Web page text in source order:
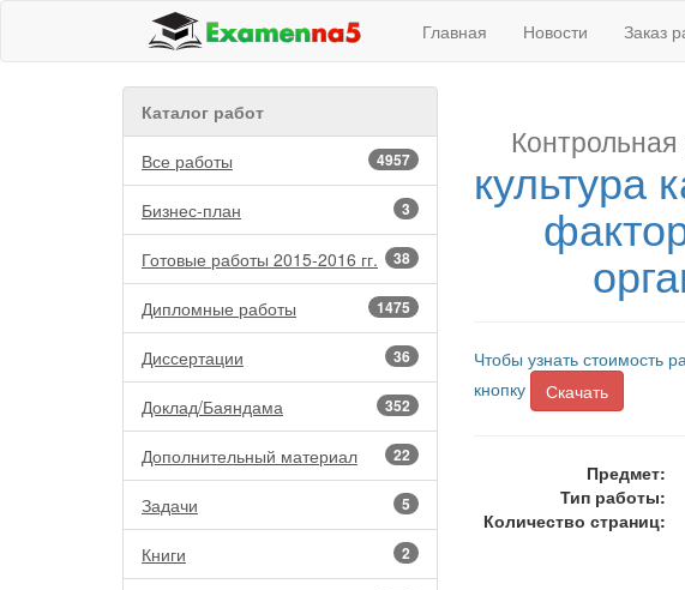
Главная Новости Заказ
Каталог работ
4957
Все работы
3
Бизнес-план
38
Готовые работы 2015-2016 гг.
1475
Дипломные работы
36
Диссертации
352
Доклад/Баяндама
22
Дополнительный материал
5
Задачи
2
Книги
культура
Чтобы узнать стоимость
кнопку
Скачать
Предмет:
Тип работы:
Количество страниц: